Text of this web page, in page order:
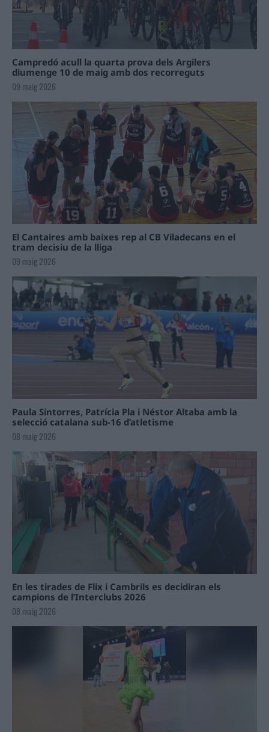
Campredó acull la quarta prova dels Argilers
diumenge 10 de maig amb dos recorreguts
09 maig 2026
El Cantaires amb baixes rep al CB Viladecans en el
tram decisiu de la lliga
09 maig 2026
Paula Sintorres, Patrícia Pla i Néstor Altaba amb la
selecció catalana sub-16 d’atletisme
08 maig 2026
En les tirades de Flix i Cambrils es decidiran els
campions de l’Interclubs 2026
08 maig 2026